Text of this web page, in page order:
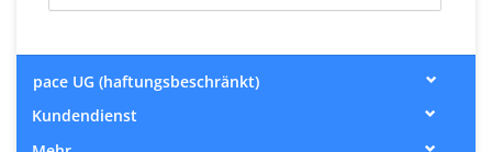
pace UG (haftungsbeschränkt)
Kundendienst